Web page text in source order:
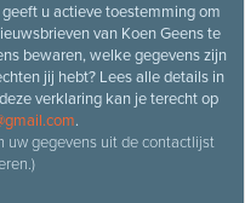
u actieve toestemming om
van Koen Geens te
bewaren, welke gegevens zijn
jij hebt? Lees alle details in
verklaring kan je terecht op
.
uw gegevens uit de contactlijst